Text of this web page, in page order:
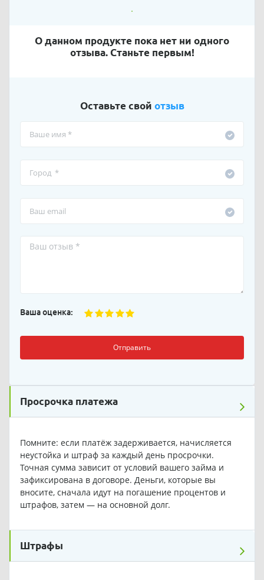
О данном продукте пока нет ни одного
отзыва. Станьте первым!
Оставьте свой отзыв
Ваша оценка:
Отправить
Просрочка платежа
Помните: если платёж задерживается, начисляется
неустойка и штраф за каждый день просрочки.
Точная сумма зависит от условий вашего займа и
зафиксирована в договоре. Деньги, которые вы
вносите, сначала идут на погашение процентов и
штрафов, затем — на основной долг.
Штрафы